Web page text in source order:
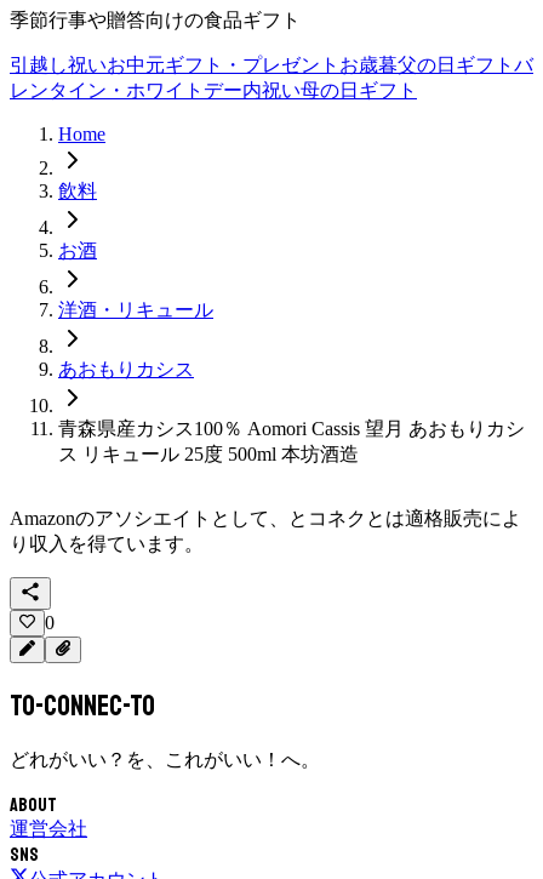
季節行事や贈答向けの食品ギフト
引越し祝いお中元ギフト・プレゼント お歳暮父の日ギフト バ
レンタイン・ホワイトデー内祝い母の日ギフト
Home
飲料
お酒
洋酒・リキュール
あおもりカシス
青森県産カシス100％ Aomori Cassis 望月 あおもりカシ
ス リキュール 25度 500ml 本坊酒造
Amazonのアソシエイトとして、 とコネクと は適格販売によ
り収入を得ています。
0
To-Connec-TO
どれがいい？を、これがいい！へ。
About
運営会社
SNS